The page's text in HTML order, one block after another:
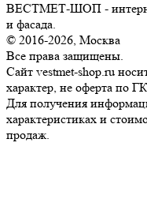
ВЕСТМЕТ-ШОП -
и фасада.
© 2016-2026, Москва
Все права защищены.
Сайт vestmet-shop.ru
характер, не оферта по
Для получения
характеристиках и
продаж.